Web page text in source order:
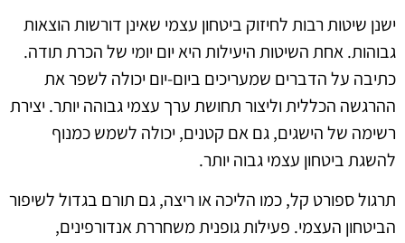
ישנן שיטות רבות לחיזוק ביטחון עצמי שאינן דורשות הוצאות
גבוהות. אחת השיטות היעילות היא יום יומי של הכרת תודה.
כתיבה על הדברים שמעריכים ביום-יום יכולה לשפר את
ההרגשה הכללית וליצור תחושת ערך עצמי גבוהה יותר. יצירת
רשימה של הישגים, גם אם קטנים, יכולה לשמש כמנוף
להשגת ביטחון עצמי גבוה יותר.
תרגול ספורט קל, כמו הליכה או ריצה, גם תורם בגדול לשיפור
הביטחון העצמי. פעילות גופנית משחררת אנדורפינים,